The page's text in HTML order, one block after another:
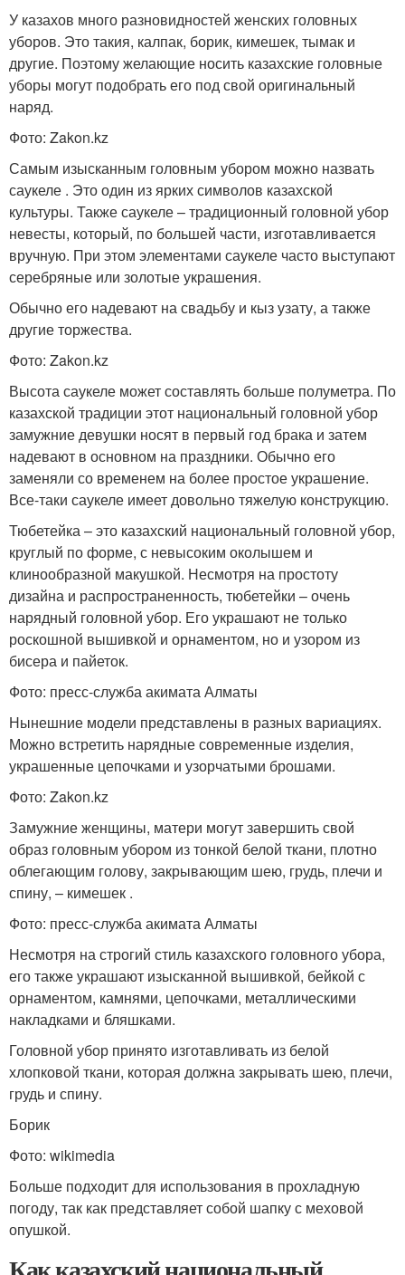
У казахов много разновидностей женских головных
уборов. Это такия, калпак, борик, кимешек, тымак и
другие. Поэтому желающие носить казахские головные
уборы могут подобрать его под свой оригинальный
наряд.
Фото: Zakon.kz
Самым изысканным головным убором можно назвать
саукеле . Это один из ярких символов казахской
культуры. Также саукеле – традиционный головной убор
невесты, который, по большей части, изготавливается
вручную. При этом элементами саукеле часто выступают
серебряные или золотые украшения.
Обычно его надевают на свадьбу и кыз узату, а также
другие торжества.
Фото: Zakon.kz
Высота саукеле может составлять больше полуметра. По
казахской традиции этот национальный головной убор
замужние девушки носят в первый год брака и затем
надевают в основном на праздники. Обычно его
заменяли со временем на более простое украшение.
Все-таки саукеле имеет довольно тяжелую конструкцию.
Тюбетейка – это казахский национальный головной убор,
круглый по форме, с невысоким околышем и
клинообразной макушкой. Несмотря на простоту
дизайна и распространенность, тюбетейки – очень
нарядный головной убор. Его украшают не только
роскошной вышивкой и орнаментом, но и узором из
бисера и пайеток.
Фото: пресс-служба акимата Алматы
Нынешние модели представлены в разных вариациях.
Можно встретить нарядные современные изделия,
украшенные цепочками и узорчатыми брошами.
Фото: Zakon.kz
Замужние женщины, матери могут завершить свой
образ головным убором из тонкой белой ткани, плотно
облегающим голову, закрывающим шею, грудь, плечи и
спину, – кимешек .
Фото: пресс-служба акимата Алматы
Несмотря на строгий стиль казахского головного убора,
его также украшают изысканной вышивкой, бейкой с
орнаментом, камнями, цепочками, металлическими
накладками и бляшками.
Головной убор принято изготавливать из белой
хлопковой ткани, которая должна закрывать шею, плечи,
грудь и спину.
Борик
Фото: wikimedia
Больше подходит для использования в прохладную
погоду, так как представляет собой шапку с меховой
опушкой.